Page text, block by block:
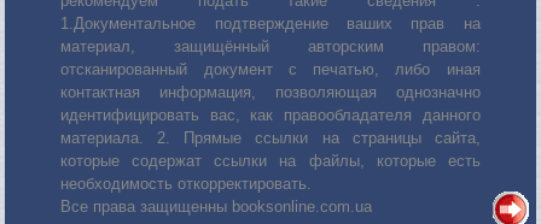
1.Документальное подтверждение ваших прав на
материал, защищённый авторским правом:
отсканированный документ с печатью, либо иная
контактная информация, позволяющая однозначно
идентифицировать вас, как правообладателя данного
материала. 2. Прямые ссылки на страницы сайта,
которые содержат ссылки на файлы, которые есть
необходимость откорректировать.
Все права защищенны booksonline.com.ua